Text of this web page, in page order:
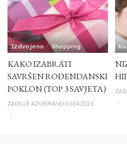
Izdvojeno Shopping
KAKO IZABRATI
SAVRŠEN ROĐENDANSKI
POKLON (TOP 3 SAVJETA)
ZADNJE AŽURIRANO 03.04.2023.